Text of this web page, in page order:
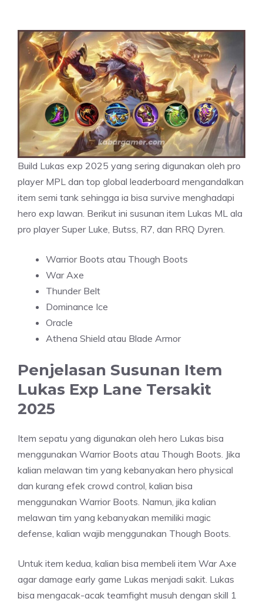
Build Lukas exp 2025 yang sering digunakan oleh pro
player MPL dan top global leaderboard mengandalkan
item semi tank sehingga ia bisa survive menghadapi
hero exp lawan. Berikut ini susunan item Lukas ML ala
pro player Super Luke, Butss, R7, dan RRQ Dyren.
Warrior Boots atau Though Boots
War Axe
Thunder Belt
Dominance Ice
Oracle
Athena Shield atau Blade Armor
Penjelasan Susunan Item
Lukas Exp Lane Tersakit
2025
Item sepatu yang digunakan oleh hero Lukas bisa
menggunakan Warrior Boots atau Though Boots. Jika
kalian melawan tim yang kebanyakan hero physical
dan kurang efek crowd control, kalian bisa
menggunakan Warrior Boots. Namun, jika kalian
melawan tim yang kebanyakan memiliki magic
defense, kalian wajib menggunakan Though Boots.
Untuk item kedua, kalian bisa membeli item War Axe
agar damage early game Lukas menjadi sakit. Lukas
bisa mengacak-acak teamfight musuh dengan skill 1